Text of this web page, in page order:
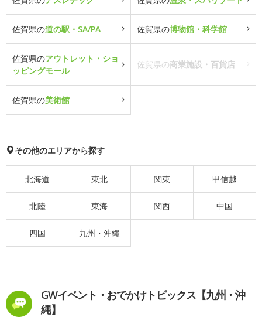
佐賀県の道の駅・SA/PA 佐賀県の博物館・科学館
佐賀県のアウトレット・ショ
ッピングモール
佐賀県の商業施設・百貨店
佐賀県の美術館
その他のエリアから探す
北海道 東北 関東 甲信越
北陸 東海 関西 中国
四国 九州・沖縄
GWイベント・おでかけトピックス【九州・沖
縄】